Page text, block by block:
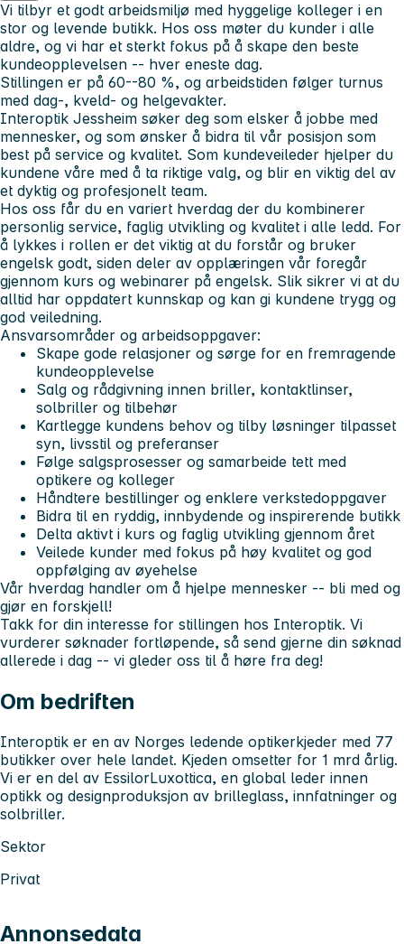
Vi tilbyr et godt arbeidsmiljø med hyggelige kolleger i en
stor og levende butikk. Hos oss møter du kunder i alle
aldre, og vi har et sterkt fokus på å skape den beste
kundeopplevelsen -- hver eneste dag.
Stillingen er på 60--80 %, og arbeidstiden følger turnus
med dag-, kveld- og helgevakter.
Interoptik Jessheim søker deg som elsker å jobbe med
mennesker, og som ønsker å bidra til vår posisjon som
best på service og kvalitet. Som kundeveileder hjelper du
kundene våre med å ta riktige valg, og blir en viktig del av
et dyktig og profesjonelt team.
Hos oss får du en variert hverdag der du kombinerer
personlig service, faglig utvikling og kvalitet i alle ledd. For
å lykkes i rollen er det viktig at du forstår og bruker
engelsk godt, siden deler av opplæringen vår foregår
gjennom kurs og webinarer på engelsk. Slik sikrer vi at du
alltid har oppdatert kunnskap og kan gi kundene trygg og
god veiledning.
Ansvarsområder og arbeidsoppgaver:
Skape gode relasjoner og sørge for en fremragende
kundeopplevelse
Salg og rådgivning innen briller, kontaktlinser,
solbriller og tilbehør
Kartlegge kundens behov og tilby løsninger tilpasset
syn, livsstil og preferanser
Følge salgsprosesser og samarbeide tett med
optikere og kolleger
Håndtere bestillinger og enklere verkstedoppgaver
Bidra til en ryddig, innbydende og inspirerende butikk
Delta aktivt i kurs og faglig utvikling gjennom året
Veilede kunder med fokus på høy kvalitet og god
oppfølging av øyehelse
Vår hverdag handler om å hjelpe mennesker -- bli med og
gjør en forskjell!
Takk for din interesse for stillingen hos Interoptik. Vi
vurderer søknader fortløpende, så send gjerne din søknad
allerede i dag -- vi gleder oss til å høre fra deg!
Om bedriften
Interoptik er en av Norges ledende optikerkjeder med 77
butikker over hele landet. Kjeden omsetter for 1 mrd årlig.
Vi er en del av EssilorLuxottica, en global leder innen
optikk og designproduksjon av brilleglass, innfatninger og
solbriller.
Sektor
Privat
Annonsedata